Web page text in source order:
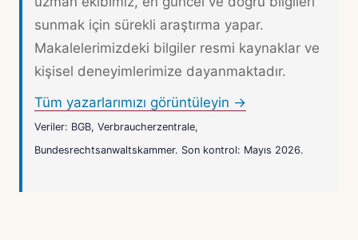
sunmak için sürekli araştırma yapar.
Makalelerimizdeki bilgiler resmi kaynaklar ve
kişisel deneyimlerimize dayanmaktadır.
Tüm yazarlarımızı görüntüleyin →
Veriler: BGB, Verbraucherzentrale,
Bundesrechtsanwaltskammer. Son kontrol: Mayıs 2026.